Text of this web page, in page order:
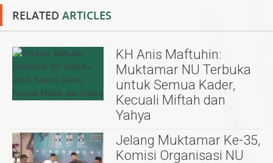
RELATED ARTICLES
KH Anis Maftuhin:
Muktamar NU Terbuka
untuk Semua Kader,
Kecuali Miftah dan
Yahya
Jelang Muktamar Ke-35,
Komisi Organisasi NU